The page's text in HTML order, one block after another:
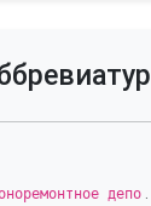
депо